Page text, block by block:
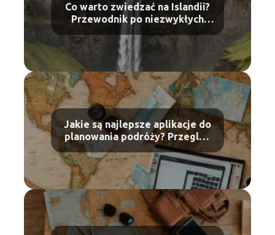
Co warto zwiedzać na Islandii?
Przewodnik po niezwykłych
Jakie są najlepsze aplikacje do
planowania podróży? Przegląd
narzędzi dla podróżników